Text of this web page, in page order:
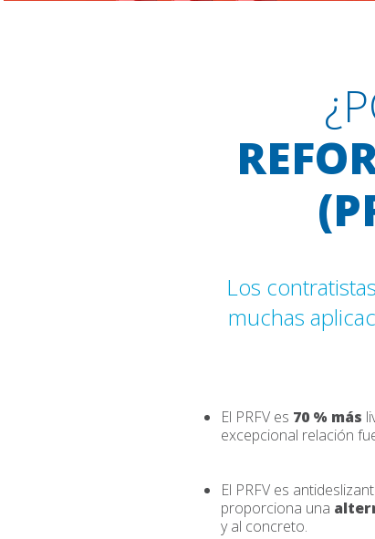
Los
muchas
El PRFV es 70 % más
excepcional relación
El PRFV es
proporciona una
y al concreto.